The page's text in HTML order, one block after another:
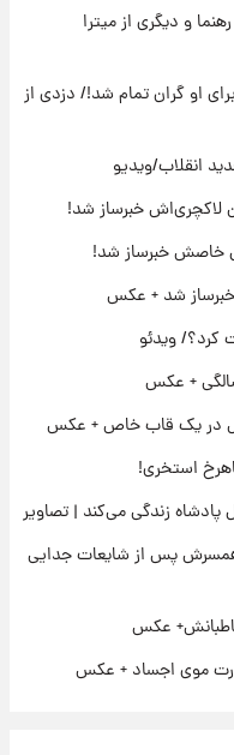
شد! + جزئیات
برق به ساختمان مرکز تجارت
فیلم
تصاویری از رهبر جدید
به شیوه خاتمی/ویدیو
و دیگری از میترا
او گران تمام شد!/ دزدی از
انقلاب/ویدیو
لاکچری‌اش خبرساز شد!
خاصش خبرساز شد!
شد + عکس
کرد؟/ ویدئو
در یک قاب خاص + عکس
استخری!
زندگی می‌کند | تصاویر
پس از شایعات جدایی
عکس
موی اجساد + عکس